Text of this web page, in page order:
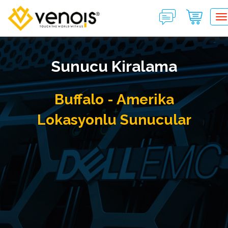
Sunucu Kiralama
Buffalo - Amerika
Lokasyonlu Sunucular